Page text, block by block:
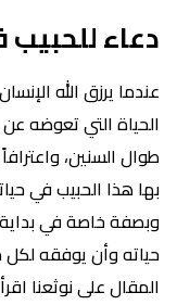
دعاء للحبيب
عندما يرزق الله
الحياة التي تعوضه عن
طوال السنين،
بها هذا الحبيب في
وبصفة خاصة في
حياته وأن يوفقه
المقال على نوثعنا